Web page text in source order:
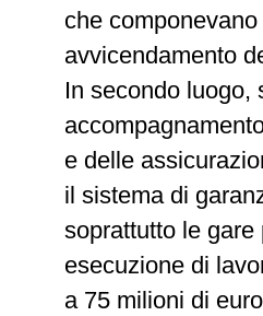
che
avvicendamento
In secondo luogo,
e delle
il sistema di
soprattutto le
esecuzione di
a 75 milioni di